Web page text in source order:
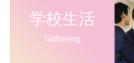
学校生活
Gathering